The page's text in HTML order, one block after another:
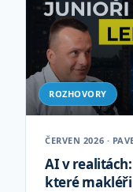
ROZHOVORY
ČERVEN 2026 ·
AI v
které makléři